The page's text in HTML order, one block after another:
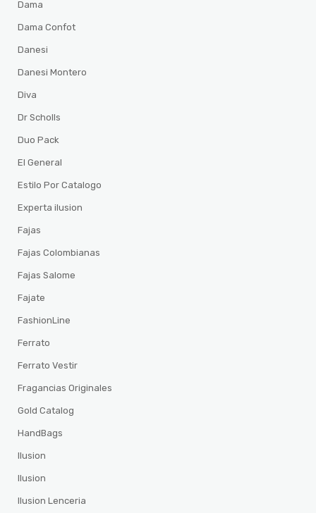
Dama
Dama Confot
Danesi
Danesi Montero
Diva
Dr Scholls
Duo Pack
El General
Estilo Por Catalogo
Experta ilusion
Fajas
Fajas Colombianas
Fajas Salome
Fajate
FashionLine
Ferrato
Ferrato Vestir
Fragancias Originales
Gold Catalog
HandBags
Ilusion
Ilusion
Ilusion Lenceria